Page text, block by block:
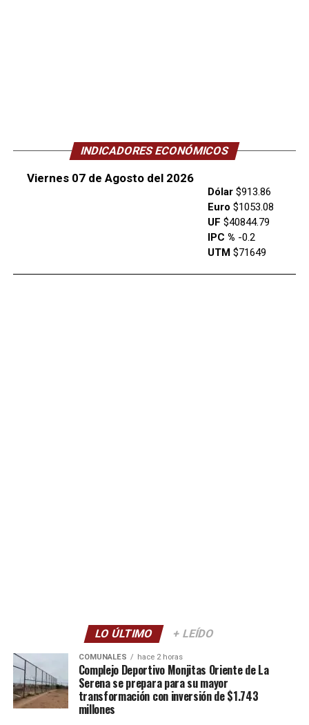
INDICADORES ECONÓMICOS
Viernes 07 de Agosto del 2026
Dólar$913.86
Euro $1053.08
UF $40844.79
IPC % -0.2
UTM $71649
LO ÚLTIMO + LEÍDO
COMUNALES hace 2 horas
Complejo Deportivo Monjitas Oriente de La
Serena se prepara para su mayor
transformación con inversión de $1.743
millones